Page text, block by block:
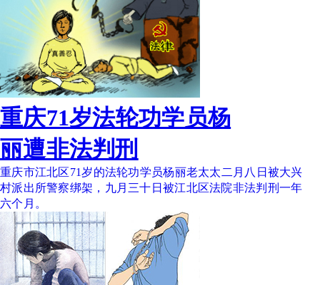
重庆71岁法轮功学员杨
丽遭非法判刑
重庆市江北区71岁的法轮功学员杨丽老太太二月八日被大兴
村派出所警察绑架，九月三十日被江北区法院非法判刑一年
六个月。